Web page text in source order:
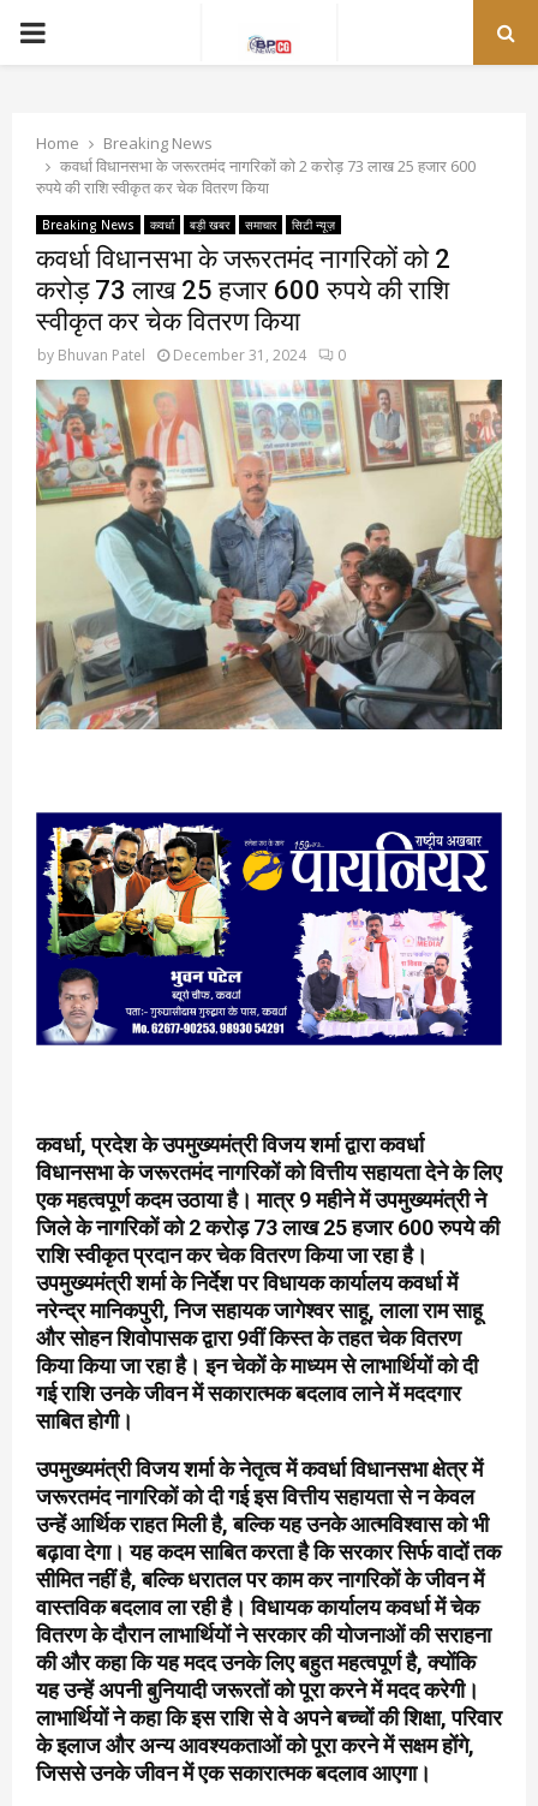
PRIMARY
Home
Breaking News
कवर्धा विधानसभा के जरूरतमंद नागरिकों को 2 करोड़ 73 लाख 25 हजार 600
रुपये की राशि स्वीकृत कर चेक वितरण किया
Breaking News कवर्धा बड़ी खबर समाचार सिटी न्यूज़
कवर्धा विधानसभा के जरूरतमंद नागरिकों को 2
करोड़ 73 लाख 25 हजार 600 रुपये की राशि
स्वीकृत कर चेक वितरण किया
by Bhuvan Patel December 31, 2024 0
कवर्धा, प्रदेश के उपमुख्यमंत्री विजय शर्मा द्वारा कवर्धा
विधानसभा के जरूरतमंद नागरिकों को वित्तीय सहायता देने के लिए
एक महत्वपूर्ण कदम उठाया है। मात्र 9 महीने में उपमुख्यमंत्री ने
जिले के नागरिकों को 2 करोड़ 73 लाख 25 हजार 600 रुपये की
राशि स्वीकृत प्रदान कर चेक वितरण किया जा रहा है।
उपमुख्यमंत्री शर्मा के निर्देश पर विधायक कार्यालय कवर्धा में
नरेन्द्र मानिकपुरी, निज सहायक जागेश्वर साहू, लाला राम साहू
और सोहन शिवोपासक द्वारा 9वीं किस्त के तहत चेक वितरण
किया किया जा रहा है। इन चेकों के माध्यम से लाभार्थियों को दी
गई राशि उनके जीवन में सकारात्मक बदलाव लाने में मददगार
साबित होगी।
उपमुख्यमंत्री विजय शर्मा के नेतृत्व में कवर्धा विधानसभा क्षेत्र में
जरूरतमंद नागरिकों को दी गई इस वित्तीय सहायता से न केवल
उन्हें आर्थिक राहत मिली है, बल्कि यह उनके आत्मविश्वास को भी
बढ़ावा देगा। यह कदम साबित करता है कि सरकार सिर्फ वादों तक
सीमित नहीं है, बल्कि धरातल पर काम कर नागरिकों के जीवन में
वास्तविक बदलाव ला रही है। विधायक कार्यालय कवर्धा में चेक
वितरण के दौरान लाभार्थियों ने सरकार की योजनाओं की सराहना
की और कहा कि यह मदद उनके लिए बहुत महत्वपूर्ण है, क्योंकि
यह उन्हें अपनी बुनियादी जरूरतों को पूरा करने में मदद करेगी।
लाभार्थियों ने कहा कि इस राशि से वे अपने बच्चों की शिक्षा, परिवार
के इलाज और अन्य आवश्यकताओं को पूरा करने में सक्षम होंगे,
जिससे उनके जीवन में एक सकारात्मक बदलाव आएगा।